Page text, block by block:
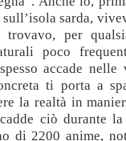
sarda,
per
poco
accade nelle
ti porta a
la realtà in
ciò durante la
di 2200 anime,